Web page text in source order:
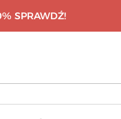
SPRAWDŹ!